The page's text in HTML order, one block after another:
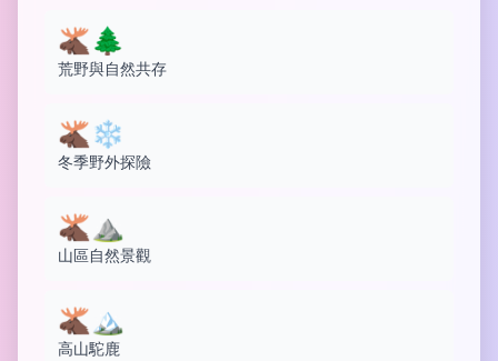
🫎🌲
荒野與自然共存
🫎❄️
冬季野外探險
🫎⛰️
山區自然景觀
🫎🏔️
高山駝鹿